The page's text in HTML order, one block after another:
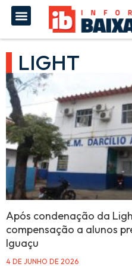
LIGHT
Após condenação da
compensação a alunos
Iguaçu
4 DE JUNHO DE 2026